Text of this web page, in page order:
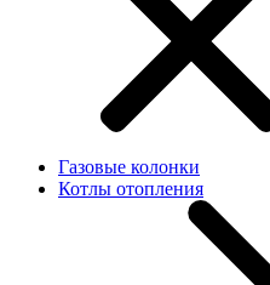
Газовые колонки
Котлы отопления